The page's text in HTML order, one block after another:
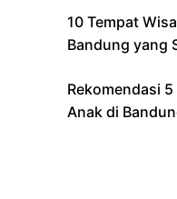
10 Tempat
Bandung yang
Keluarga
Rekomendasi
Anak di